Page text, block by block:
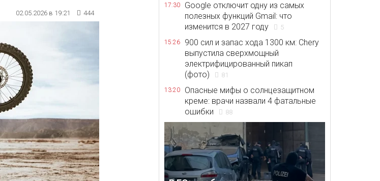
02.05.2026 в 19:21 444
17:30
Google отключит одну из самых
полезных функций Gmail: что
изменится в 2027 году
5
15:26
900 сил и запас хода 1300 км: Chery
выпустила сверхмощный
электрифицированный пикап
(фото)
81
13:20
Опасные мифы о солнцезащитном
креме: врачи назвали 4 фатальные
ошибки
88